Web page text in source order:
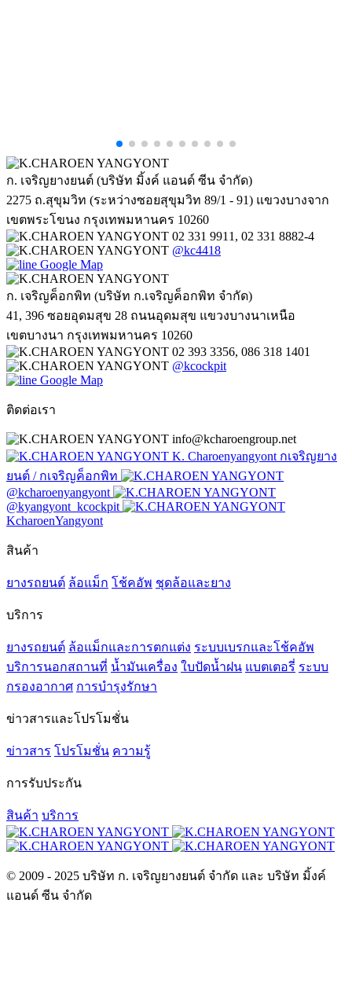
ก. เจริญยางยนต์ (บริษัท มิ้งค์ แอนด์ ซีน จำกัด)
2275 ถ.สุขุมวิท (ระหว่างซอยสุขุมวิท 89/1 - 91) แขวงบางจาก
เขตพระโขนง กรุงเทพมหานคร 10260
02 331 9911, 02 331 8882-4
@kc4418
Google Map
ก. เจริญค็อกพิท (บริษัท ก.เจริญค็อกพิท จำกัด)
41, 396 ซอยอุดมสุข 28 ถนนอุดมสุข แขวงบางนาเหนือ
เขตบางนา กรุงเทพมหานคร 10260
02 393 3356, 086 318 1401
@kcockpit
Google Map
ติดต่อเรา
info@kcharoengroup.net
K. Charoenyangyont กเจริญยาง
ยนต์ / กเจริญค็อกพิท
@kcharoenyangyont
@kyangyont_kcockpit
KcharoenYangyont
สินค้า
ยางรถยนต์ ล้อแม็ก โช้คอัพ ชุดล้อและยาง
บริการ
ยางรถยนต์ ล้อแม็กและการตกแต่ง ระบบเบรกและโช้คอัพ
บริการนอกสถานที่ น้ำมันเครื่อง ใบปัดน้ำฝน แบตเตอรี่ ระบบ
กรองอากาศ การบำรุงรักษา
ข่าวสารและโปรโมชั่น
ข่าวสาร โปรโมชั่น ความรู้
การรับประกัน
สินค้า บริการ
© 2009 - 2025 บริษัท ก. เจริญยางยนต์ จำกัด และ บริษัท มิ้งค์
แอนด์ ซีน จำกัด